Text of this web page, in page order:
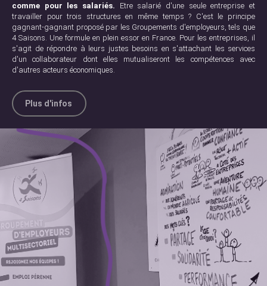
comme pour les salariés. Etre salarié d'une seule entreprise et
travailler pour trois structures en même temps ? C'est le principe
gagnant-gagnant proposé par les Groupements d'employeurs, tels que
4 Saisons. Une formule en plein essor en France. Pour les entreprises, il
s'agit de répondre à leurs justes besoins en s'attachant les services
d'un collaborateur dont elles mutualiseront les compétences avec
d'autres acteurs économiques.
Plus d'infos